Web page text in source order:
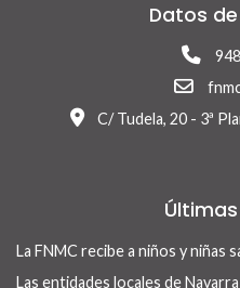
Datos
C/ Tudela, 20 - 3ª